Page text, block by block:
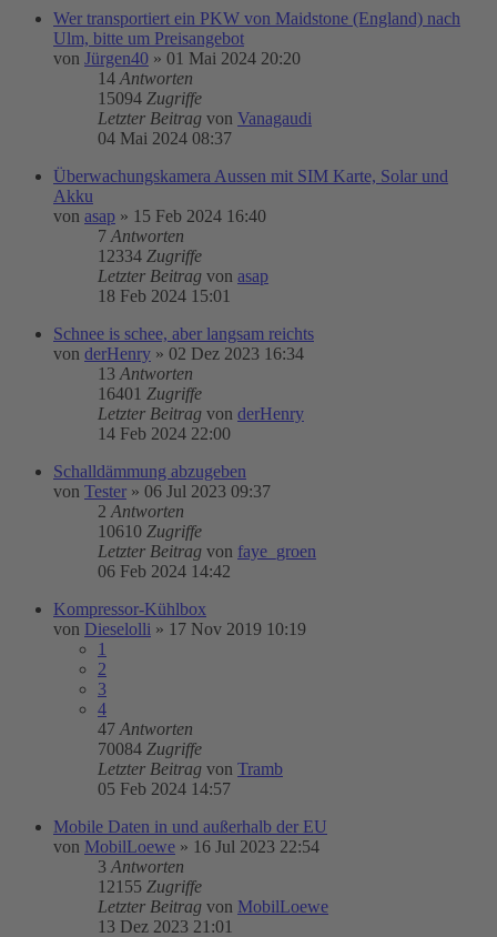
Wer transportiert ein PKW von Maidstone (England) nach
Ulm, bitte um Preisangebot
von Jürgen40 » 01 Mai 2024 20:20
14 Antworten
15094 Zugriffe
Letzter Beitrag von Vanagaudi
04 Mai 2024 08:37
Überwachungskamera Aussen mit SIM Karte, Solar und
Akku
von asap » 15 Feb 2024 16:40
7 Antworten
12334 Zugriffe
Letzter Beitrag von asap
18 Feb 2024 15:01
Schnee is schee, aber langsam reichts
von derHenry » 02 Dez 2023 16:34
13 Antworten
16401 Zugriffe
Letzter Beitrag von derHenry
14 Feb 2024 22:00
Schalldämmung abzugeben
von Tester » 06 Jul 2023 09:37
2 Antworten
10610 Zugriffe
Letzter Beitrag von faye_groen
06 Feb 2024 14:42
Kompressor-Kühlbox
von Dieselolli » 17 Nov 2019 10:19
1
2
3
4
47 Antworten
70084 Zugriffe
Letzter Beitrag von Tramb
05 Feb 2024 14:57
Mobile Daten in und außerhalb der EU
von MobilLoewe » 16 Jul 2023 22:54
3 Antworten
12155 Zugriffe
Letzter Beitrag von MobilLoewe
13 Dez 2023 21:01